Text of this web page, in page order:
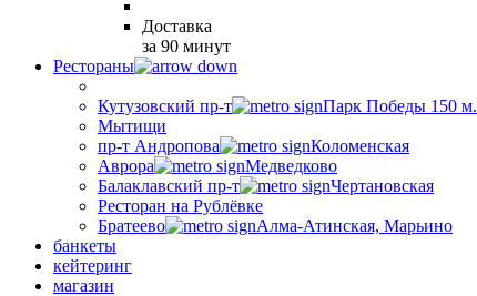
Доставка
за 90 минут
Рестораны
Кутузовский пр-т
Парк Победы 150 м.
Мытищи
пр-т Андропова
Коломенская
Аврора
Медведково
Балаклавский пр-т
Чертановская
Ресторан на Рублёвке
Братеево
Алма-Атинская, Марьино
банкеты
кейтеринг
магазин